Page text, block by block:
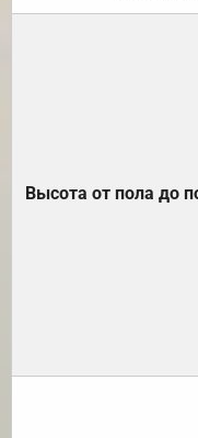
Высота от пола до